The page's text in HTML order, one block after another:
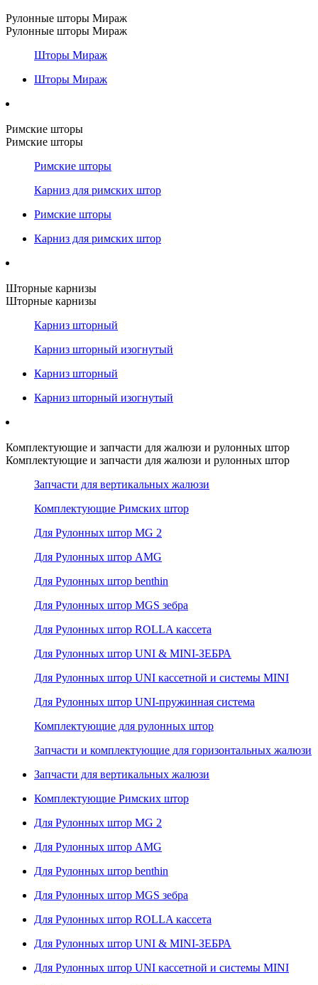
Рулонные шторы Мираж
Рулонные шторы Мираж
Шторы Мираж
Шторы Мираж
Римские шторы
Римские шторы
Римские шторы
Карниз для римских штор
Римские шторы
Карниз для римских штор
Шторные карнизы
Шторные карнизы
Карниз шторный
Карниз шторный изогнутый
Карниз шторный
Карниз шторный изогнутый
Комплектующие и запчасти для жалюзи и рулонных штор
Комплектующие и запчасти для жалюзи и рулонных штор
Запчасти для вертикальных жалюзи
Комплектующие Римских штор
Для Рулонных штор MG 2
Для Рулонных штор AMG
Для Рулонных штор benthin
Для Рулонных штор MGS зебра
Для Рулонных штор ROLLA кассета
Для Рулонных штор UNI & MINI-ЗЕБРА
Для Рулонных штор UNI кассетной и системы MINI
Для Рулонных штор UNI-пружинная система
Комплектующие для рулонных штор
Запчасти и комплектующие для горизонтальных жалюзи
Запчасти для вертикальных жалюзи
Комплектующие Римских штор
Для Рулонных штор MG 2
Для Рулонных штор AMG
Для Рулонных штор benthin
Для Рулонных штор MGS зебра
Для Рулонных штор ROLLA кассета
Для Рулонных штор UNI & MINI-ЗЕБРА
Для Рулонных штор UNI кассетной и системы MINI